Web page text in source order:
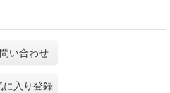
い合わせ
に入り登録